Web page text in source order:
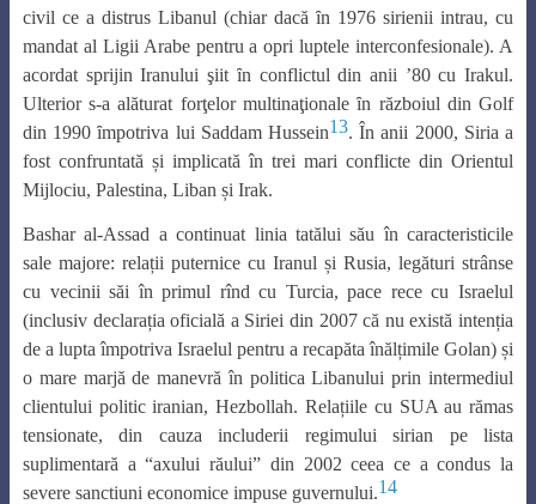
civil ce a distrus Libanul (chiar dacă ȋn 1976 sirienii intrau, cu
mandat al Ligii Arabe pentru a opri luptele interconfesionale). A
acordat sprijin Iranului şiit ȋn conflictul din anii ’80 cu Irakul.
Ulterior s-a alăturat forţelor multinaţionale ȋn războiul din Golf
din 1990 ȋmpotriva lui Saddam Hussein13. În anii 2000, Siria a
fost confruntată și implicată în trei mari conflicte din Orientul
Mijlociu, Palestina, Liban și Irak.
Bashar al-Assad a continuat linia tatălui său în caracteristicile
sale majore: relații puternice cu Iranul și Rusia, legături strânse
cu vecinii săi în primul rînd cu Turcia, pace rece cu Israelul
(inclusiv declarația oficială a Siriei din 2007 că nu există intenția
de a lupta împotriva Israelul pentru a recapăta înălțimile Golan) și
o mare marjă de manevră în politica Libanului prin intermediul
clientului politic iranian, Hezbollah. Relațiile cu SUA au rămas
tensionate, din cauza includerii regimului sirian pe lista
suplimentară a “axului răului” din 2002 ceea ce a condus la
severe sanctiuni economice impuse guvernului.14